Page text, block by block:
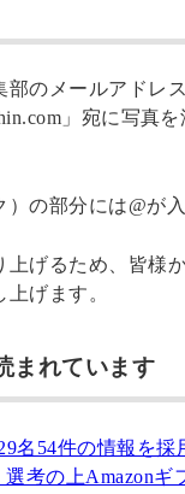
部のメールアドレ
」宛に写真
の部分には@が入
上げるため、皆様
げます。
まれています
名54件の情報を採
選考の上Amazonギ